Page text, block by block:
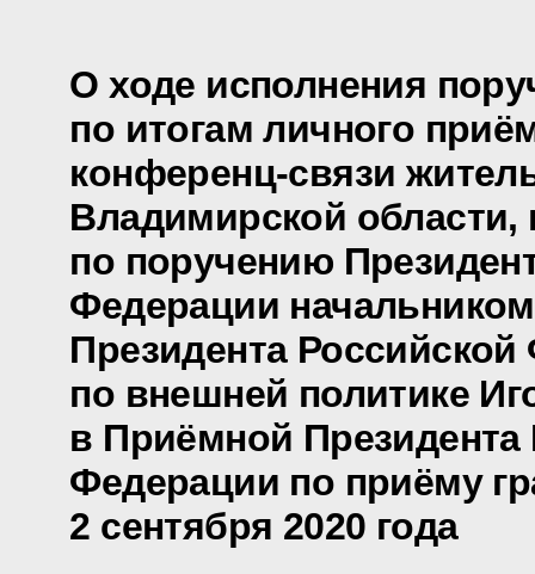
О ходе исполнения
по итогам личного
конференц-связи
Владимирской области,
по поручению
Федерации
Президента
по внешней политике
в Приёмной Президента
Федерации по приёму
2 сентября 2020 года